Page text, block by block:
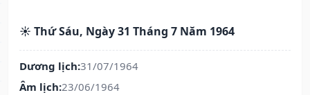
☀️ Thứ Sáu, Ngày 31 Tháng 7 Năm 1964
Dương lịch:31/07/1964
Âm lịch:23/06/1964